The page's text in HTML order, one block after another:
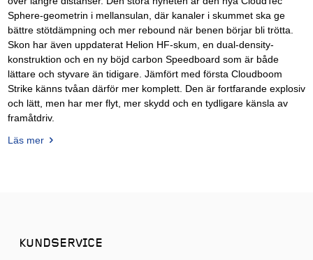
Sphere-geometrin i mellansulan, där kanaler i skummet ska ge
bättre stötdämpning och mer rebound när benen börjar bli trötta.
Skon har även uppdaterat Helion HF-skum, en dual-density-
konstruktion och en ny böjd carbon Speedboard som är både
lättare och styvare än tidigare. Jämfört med första Cloudboom
Strike känns tvåan därför mer komplett. Den är fortfarande explosiv
och lätt, men har mer flyt, mer skydd och en tydligare känsla av
framåtdriv.
Läs mer
KUNDSERVICE